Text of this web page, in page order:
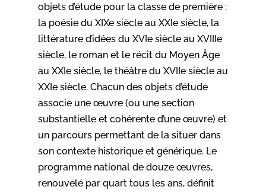
objets d’étude pour la classe de première :
la poésie du XIXe siècle au XXIe siècle, la
littérature d’idées du XVIe siècle au XVIIIe
siècle, le roman et le récit du Moyen Âge
au XXIe siècle, le théâtre du XVIIe siècle au
XXIe siècle. Chacun des objets d’étude
associe une œuvre (ou une section
substantielle et cohérente d’une œuvre) et
un parcours permettant de la situer dans
son contexte historique et générique. Le
programme national de douze œuvres,
renouvelé par quart tous les ans, définit